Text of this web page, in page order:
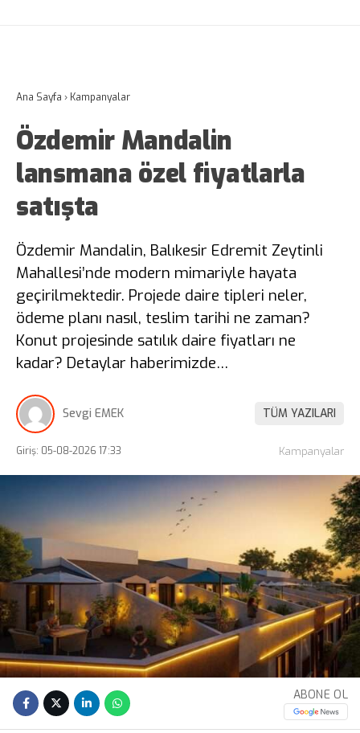
Ana Sayfa › Kampanyalar
Özdemir Mandalin
lansmana özel fiyatlarla
satışta
Özdemir Mandalin, Balıkesir Edremit Zeytinli
Mahallesi’nde modern mimariyle hayata
geçirilmektedir. Projede daire tipleri neler,
ödeme planı nasıl, teslim tarihi ne zaman?
Konut projesinde satılık daire fiyatları ne
kadar? Detaylar haberimizde…
Sevgi EMEK TÜM YAZILARI
Giriş: 05-08-2026 17:33 Kampanyalar
ABONE OL